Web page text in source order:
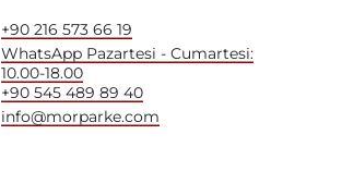
+90 216 573 66 19
WhatsApp Pazartesi - Cumartesi:
10.00-18.00
+90 545 489 89 40
info@morparke.com